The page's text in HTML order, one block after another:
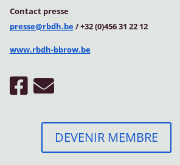
Contact presse
presse@rbdh.be/ +32 (0)456 31 22 12
www.rbdh-bbrow.be
DEVENIR MEMBRE